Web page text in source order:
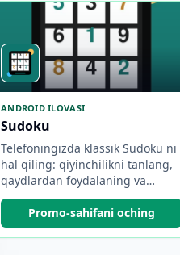
ANDROID ILOVASI
Sudoku
Telefoningizda klassik Sudoku ni
hal qiling: qiyinchilikni tanlang,
qaydlardan foydalaning va
taraqqiyotingizni kuzatib boring.
Promo-sahifani oching